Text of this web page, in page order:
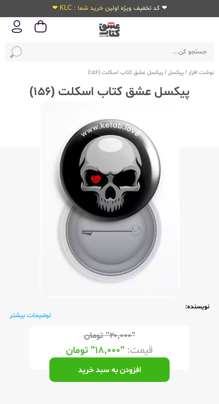
❤ کد تخفیف ویژه اولین خرید شما : KLC ❤
نوشت افزار /پیکسل/پیکسل عشق کتاب اسکلت (156)
پیکسل عشق کتاب اسکلت (156)
نویسنده:
توضیحات بیشتر
"۲۰,۰۰۰" تومان
قیمت: "۱۸,۰۰۰" تومان
افزودن به سبد خرید